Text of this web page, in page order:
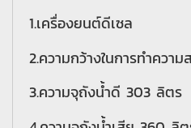
1.เครื่องยนต์ดีเซล
2.ความกว้างในการทำควา
3.ความจุถังน้ำดี 303 ลิตร